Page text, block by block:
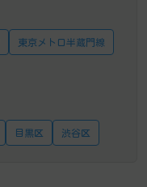
東京メトロ半蔵門線
目黒区 渋谷区